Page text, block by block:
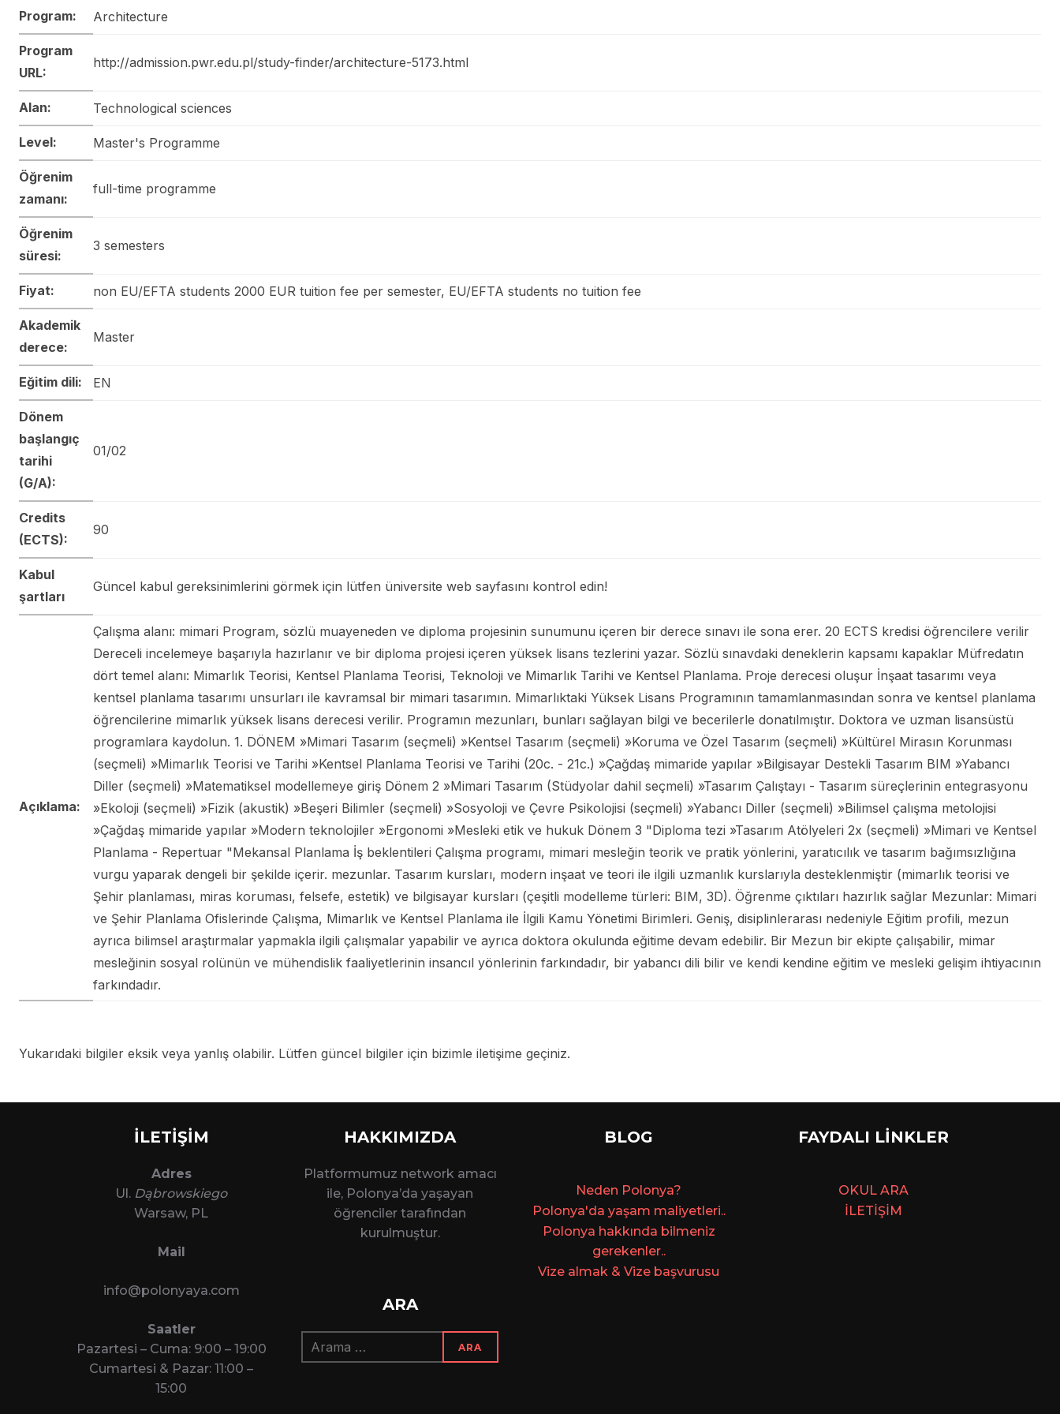
Program: Architecture
Program
URL:
http://admission.pwr.edu.pl/study-finder/architecture-5173.html
Alan: Technological sciences
Level: Master's Programme
Öğrenim
zamanı:
full-time programme
Öğrenim
süresi:
3 semesters
Fiyat: non EU/EFTA students 2000 EUR tuition fee per semester, EU/EFTA students no tuition fee
Akademik
derece:
Master
Eğitim dili: EN
Dönem
başlangıç
tarihi
(G/A):
01/02
Credits
(ECTS):
90
Kabul
şartları
Güncel kabul gereksinimlerini görmek için lütfen üniversite web sayfasını kontrol edin!
Açıklama:
Çalışma alanı: mimari Program, sözlü muayeneden ve diploma projesinin sunumunu içeren bir derece sınavı ile sona erer. 20 ECTS kredisi öğrencilere verilir
Dereceli incelemeye başarıyla hazırlanır ve bir diploma projesi içeren yüksek lisans tezlerini yazar. Sözlü sınavdaki deneklerin kapsamı kapaklar Müfredatın
dört temel alanı: Mimarlık Teorisi, Kentsel Planlama Teorisi, Teknoloji ve Mimarlık Tarihi ve Kentsel Planlama. Proje derecesi oluşur İnşaat tasarımı veya
kentsel planlama tasarımı unsurları ile kavramsal bir mimari tasarımın. Mimarlıktaki Yüksek Lisans Programının tamamlanmasından sonra ve kentsel planlama
öğrencilerine mimarlık yüksek lisans derecesi verilir. Programın mezunları, bunları sağlayan bilgi ve becerilerle donatılmıştır. Doktora ve uzman lisansüstü
programlara kaydolun. 1. DÖNEM »Mimari Tasarım (seçmeli) »Kentsel Tasarım (seçmeli) »Koruma ve Özel Tasarım (seçmeli) »Kültürel Mirasın Korunması
(seçmeli) »Mimarlık Teorisi ve Tarihi »Kentsel Planlama Teorisi ve Tarihi (20c. - 21c.) »Çağdaş mimaride yapılar »Bilgisayar Destekli Tasarım BIM »Yabancı
Diller (seçmeli) »Matematiksel modellemeye giriş Dönem 2 »Mimari Tasarım (Stüdyolar dahil seçmeli) »Tasarım Çalıştayı - Tasarım süreçlerinin entegrasyonu
»Ekoloji (seçmeli) »Fizik (akustik) »Beşeri Bilimler (seçmeli) »Sosyoloji ve Çevre Psikolojisi (seçmeli) »Yabancı Diller (seçmeli) »Bilimsel çalışma metolojisi
»Çağdaş mimaride yapılar »Modern teknolojiler »Ergonomi »Mesleki etik ve hukuk Dönem 3 "Diploma tezi »Tasarım Atölyeleri 2x (seçmeli) »Mimari ve Kentsel
Planlama - Repertuar "Mekansal Planlama İş beklentileri Çalışma programı, mimari mesleğin teorik ve pratik yönlerini, yaratıcılık ve tasarım bağımsızlığına
vurgu yaparak dengeli bir şekilde içerir. mezunlar. Tasarım kursları, modern inşaat ve teori ile ilgili uzmanlık kurslarıyla desteklenmiştir (mimarlık teorisi ve
Şehir planlaması, miras koruması, felsefe, estetik) ve bilgisayar kursları (çeşitli modelleme türleri: BIM, 3D). Öğrenme çıktıları hazırlık sağlar Mezunlar: Mimari
ve Şehir Planlama Ofislerinde Çalışma, Mimarlık ve Kentsel Planlama ile İlgili Kamu Yönetimi Birimleri. Geniş, disiplinlerarası nedeniyle Eğitim profili, mezun
ayrıca bilimsel araştırmalar yapmakla ilgili çalışmalar yapabilir ve ayrıca doktora okulunda eğitime devam edebilir. Bir Mezun bir ekipte çalışabilir, mimar
mesleğinin sosyal rolünün ve mühendislik faaliyetlerinin insancıl yönlerinin farkındadır, bir yabancı dili bilir ve kendi kendine eğitim ve mesleki gelişim ihtiyacının
farkındadır.
Yukarıdaki bilgiler eksik veya yanlış olabilir. Lütfen güncel bilgiler için bizimle iletişime geçiniz.
İLETİŞİM
Adres
Ul. Dąbrowskiego
Warsaw, PL
Mail
info@polonyaya.com
Saatler
Pazartesi – Cuma: 9:00 – 19:00
Cumartesi & Pazar: 11:00 –
15:00
HAKKIMIZDA
Platformumuz network amacı
ile, Polonya’da yaşayan
öğrenciler tarafından
kurulmuştur.
ARA
Arama: ARA
BLOG
Neden Polonya?
Polonya'da yaşam maliyetleri..
Polonya hakkında bilmeniz
gerekenler..
Vize almak & Vize başvurusu
FAYDALI LİNKLER
OKUL ARA
İLETİŞİM